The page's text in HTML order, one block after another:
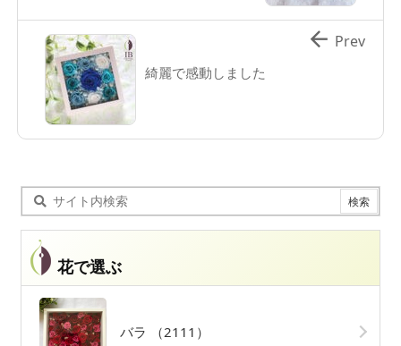
綺麗で感動しました
 Prev
花で選ぶ
バラ （2111）